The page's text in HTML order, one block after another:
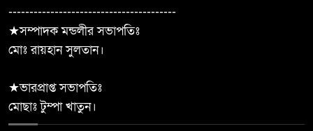
বার্ষিকী উৎযাপন উপলক্ষে প্রস্তুতি
মূলক সভা।
----------------------------------------
★সম্পাদক মন্ডলীর সভাপতিঃ
মোঃ রায়হান সুলতান।
★ভারপ্রাপ্ত সভাপতিঃ
মোছাঃ টুম্পা খাতুন।